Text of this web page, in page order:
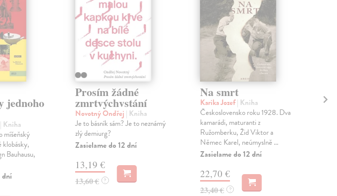
jednoho
| Kniha
míšeňský
klobásky,
Bauhausu,
dní
Prosím žádné
zmrtvýchvstání
Novotný Ondřej | Kniha
Je to básník sám? Je to neznámý
zlý demiurg?
Zasielame do 12 dní
13,19 €
13,60 € ?
Na smrt
Karika Jozef| Kniha
Československo roku 1928. Dva
kamarádi, maturanti z
Ružomberku, Žid Viktor a
Němec Karel, neúmyslně ...
Zasielame do 12 dní
22,70 €
23,40 € ?